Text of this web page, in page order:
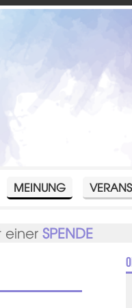
MEINUNG
einerSPENDE